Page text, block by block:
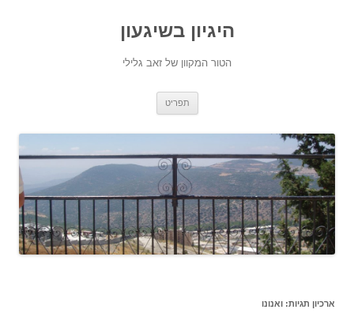
היגיון בשיגעון
הטור המקוון של זאב גלילי
תפריט
ארכיון תגיות: ואנונו